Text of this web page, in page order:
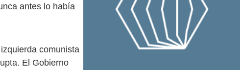
antes lo había
comunista
El Gobierno